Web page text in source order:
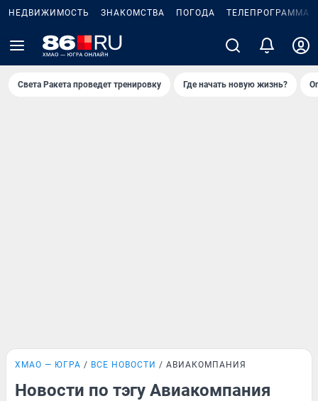
НЕДВИЖИМОСТЬ ЗНАКОМСТВА ПОГОДА ТЕЛЕПРОГРАММА
Света Ракета проведет тренировку Где начать новую жизнь?
ХМАО — ЮГРА ВСЕ НОВОСТИ АВИАКОМПАНИЯ
Новости по тэгу Авиакомпания